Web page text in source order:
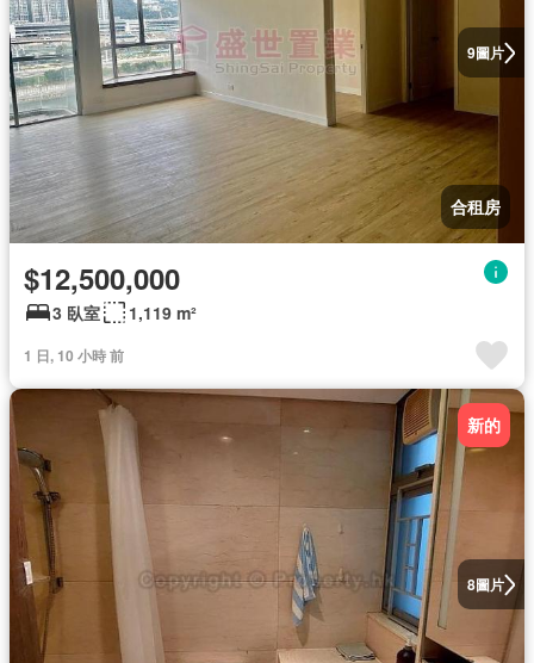
9圖片
合租房
$12,500,000
3 臥室 1,119 m²
1 日, 10 小時 前
8圖片
新的